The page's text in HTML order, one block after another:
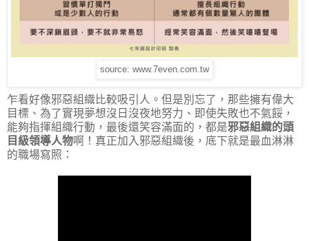
source: www.7even.com.tw
乍看好像邪惡組織比較吸引人。但是別忘了，那些擁有偉大
目標、為了實現夢想沒日沒夜地努力、即使失敗也不氣餒，
能夠指揮組織行動，最後還笑容滿面的，都是邪惡組織的頭
目級領導人物啊！真正加入邪惡組織後，底下就是最血淋淋
的職場寫照：